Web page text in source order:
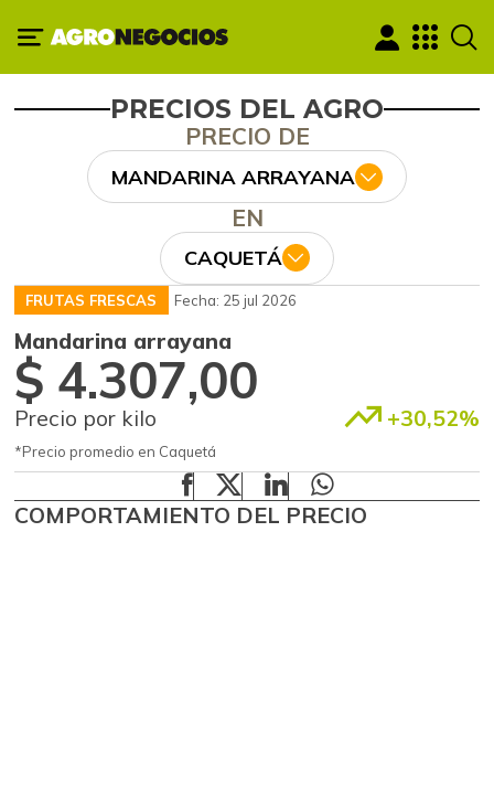
PRECIOS DEL AGRO
PRECIO DE
MANDARINA ARRAYANA
EN
CAQUETÁ
FRUTAS FRESCAS Fecha: 25 jul 2026
Mandarina arrayana
$ 4.307,00
Precio por kilo +30,52%
*Precio promedio en Caquetá
COMPORTAMIENTO DEL PRECIO